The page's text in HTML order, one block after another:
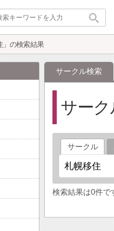
」の検索結果
サークル検索
サー
サークル
検索結果は0件で